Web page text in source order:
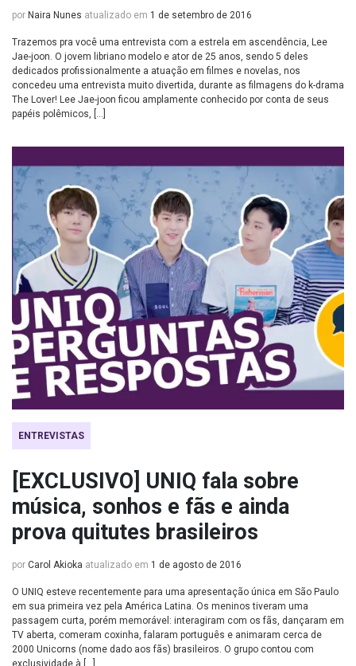
por Naira Nunes atualizado em 1 de setembro de 2016
Trazemos pra você uma entrevista com a estrela em ascendência, Lee
Jae-joon. O jovem libriano modelo e ator de 25 anos, sendo 5 deles
dedicados profissionalmente a atuação em filmes e novelas, nos
concedeu uma entrevista muito divertida, durante as filmagens do k-drama
The Lover! Lee Jae-joon ficou amplamente conhecido por conta de seus
papéis polêmicos, […]
ENTREVISTAS
[EXCLUSIVO] UNIQ fala sobre
música, sonhos e fãs e ainda
prova quitutes brasileiros
por Carol Akioka atualizado em 1 de agosto de 2016
O UNIQ esteve recentemente para uma apresentação única em São Paulo
em sua primeira vez pela América Latina. Os meninos tiveram uma
passagem curta, porém memorável: interagiram com os fãs, dançaram em
TV aberta, comeram coxinha, falaram português e animaram cerca de
2000 Unicorns (nome dado aos fãs) brasileiros. O grupo contou com
exclusividade à […]